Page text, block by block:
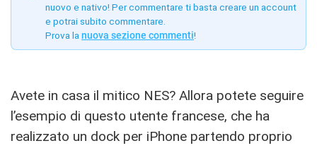
nuovo e nativo! Per commentare ti basta creare un account
e potrai subito commentare.
Prova la nuova sezione commenti!
Avete in casa il mitico NES? Allora potete seguire
l’esempio di questo utente francese, che ha
realizzato un dock per iPhone partendo proprio